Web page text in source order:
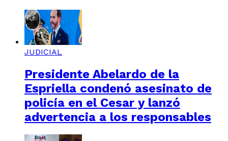
JUDICIAL
Presidente Abelardo de la
Espriella condenó asesinato de
policía en el Cesar y lanzó
advertencia a los responsables